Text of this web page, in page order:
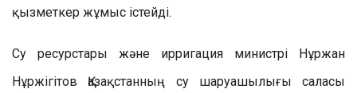
қызметкер жұмыс істейді.
Су ресурстары және ирригация министрі Нұржан
Нұржігітов Қазақстанның су шаруашылығы саласы